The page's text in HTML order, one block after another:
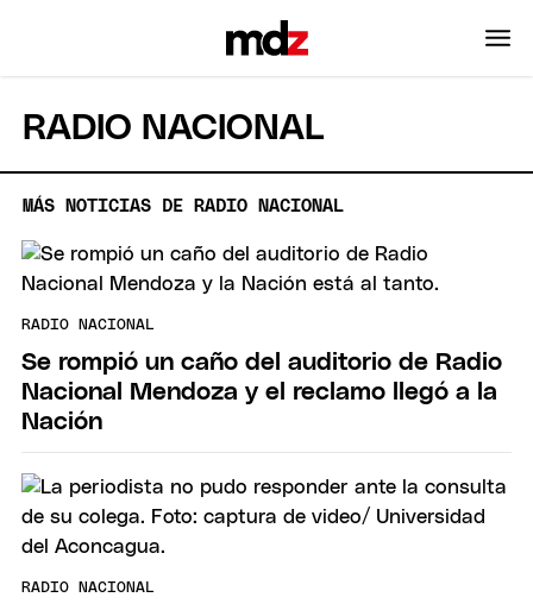
RADIO NACIONAL
MÁS NOTICIAS DE RADIO NACIONAL
RADIO NACIONAL
Se rompió un caño del auditorio de Radio
Nacional Mendoza y el reclamo llegó a la
Nación
RADIO NACIONAL